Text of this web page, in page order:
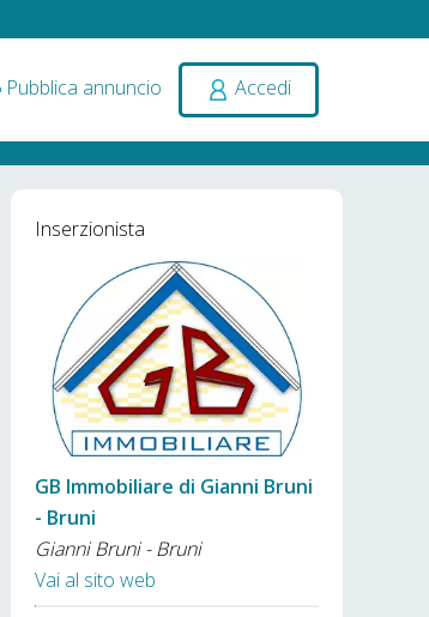
Pubblica annuncio Accedi
Inserzionista
GB Immobiliare di Gianni Bruni
- Bruni
Gianni Bruni - Bruni
Vai al sito web